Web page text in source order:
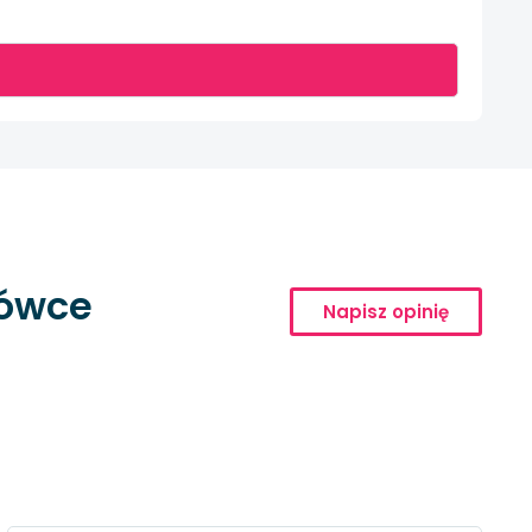
Napisz opinię